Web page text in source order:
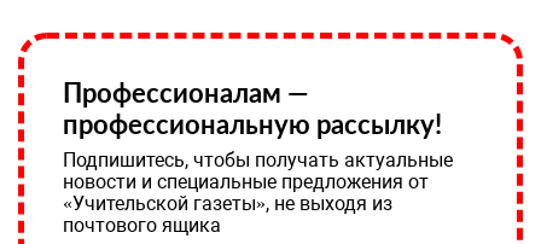
Профессионалам —
профессиональную рассылку!
Подпишитесь, чтобы получать актуальные
новости и специальные предложения от
«Учительской газеты», не выходя из
почтового ящика